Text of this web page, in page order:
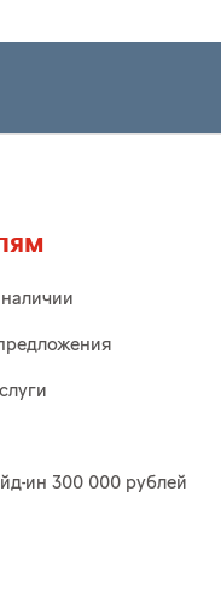
ин 300 000 рублей